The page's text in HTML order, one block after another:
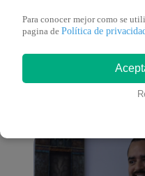
Para conocer mejor como se
pagina de Política de